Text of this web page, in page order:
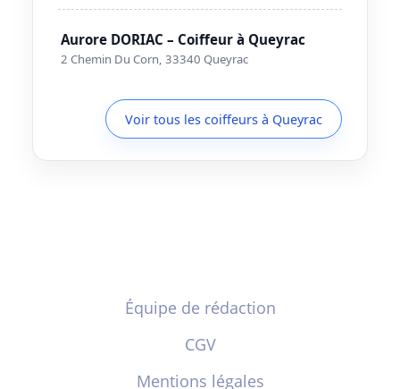
Aurore DORIAC – Coiffeur à Queyrac
2 Chemin Du Corn, 33340 Queyrac
Voir tous les coiffeurs à Queyrac
Équipe de rédaction
CGV
Mentions légales